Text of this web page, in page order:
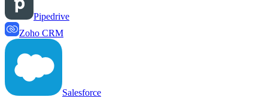
Pipedrive
Zoho CRM
Salesforce